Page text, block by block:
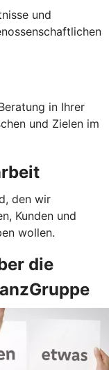
und
in Ihrer
und Zielen im
den wir
Kunden und
wollen.
die